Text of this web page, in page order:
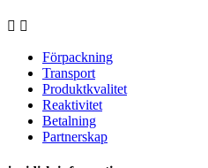
 
Förpackning
Transport
Produktkvalitet
Reaktivitet
Betalning
Partnerskap